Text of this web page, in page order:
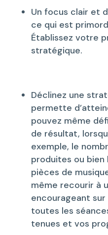
Un focus clair et
ce qui est
Établissez votre
stratégique.
Déclinez une
permette
pouvez même
de résultat,
exemple, le
produites ou
pièces de
même recourir à
encourageant
toutes les
tenues et vos